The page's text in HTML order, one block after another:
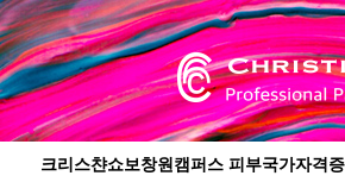
크리스챤쇼보창원캠퍼스 피부국가자격